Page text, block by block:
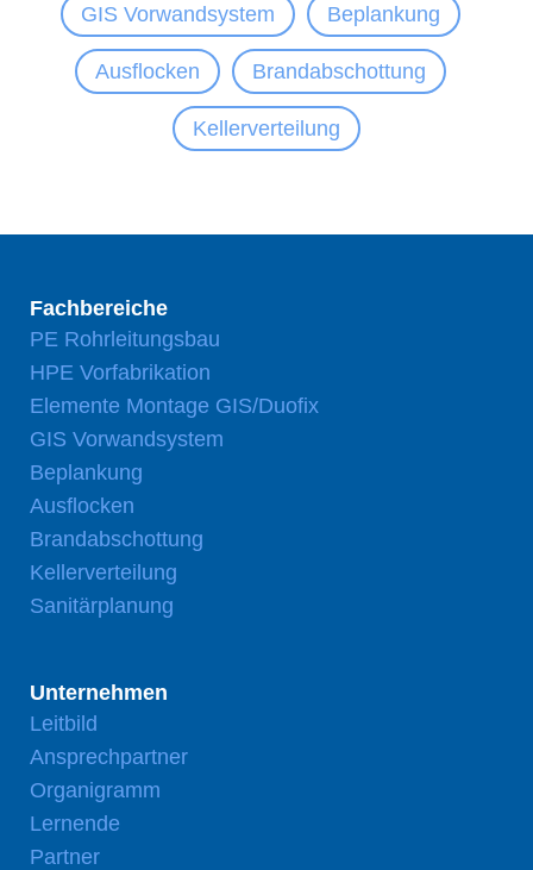
GIS Vorwandsystem Beplankung
Ausflocken Brandabschottung
Kellerverteilung
Fachbereiche
PE Rohrleitungsbau
HPE Vorfabrikation
Elemente Montage GIS/Duofix
GIS Vorwandsystem
Beplankung
Ausflocken
Brandabschottung
Kellerverteilung
Sanitärplanung
Unternehmen
Leitbild
Ansprechpartner
Organigramm
Lernende
Partner